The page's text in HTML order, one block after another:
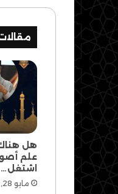
هل
علم
اشتغل…
مايو 28, 2022